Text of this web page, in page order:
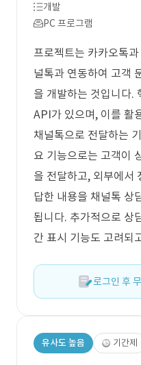
개발
PC 프로그램
프로젝트는 카카오톡
널톡과 연동하여 고객
을 개발하는 것입니다.
API가 있으며, 이를 활
채널톡으로 전달하는
요 기능으로는 고객이
을 전달하고, 외부에서
답한 내용을 채널톡 상
됩니다. 추가적으로 상
간 표시 기능도 고려되
로그인 후
유사도 높음 기간제